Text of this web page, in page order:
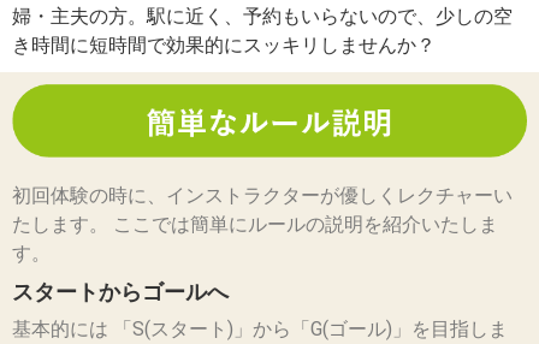
婦・主夫の方。駅に近く、予約もいらないので、少しの空
き時間に短時間で効果的にスッキリしませんか？
初回体験の時に、インストラクターが優しくレクチャーい
たします。 ここでは簡単にルールの説明を紹介いたしま
す。
スタートからゴールへ
基本的には 「S(スタート)」から「G(ゴール)」を目指しま